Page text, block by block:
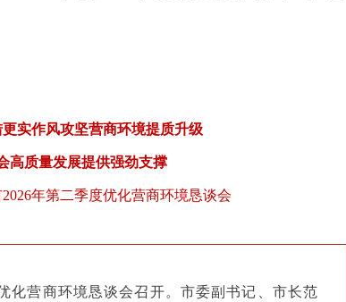
实作风攻坚营商环境提质升级
高质量发展提供强劲支撑
年第二季度优化营商环境恳谈会
化营商环境恳谈会召开。市委副书记、市长范